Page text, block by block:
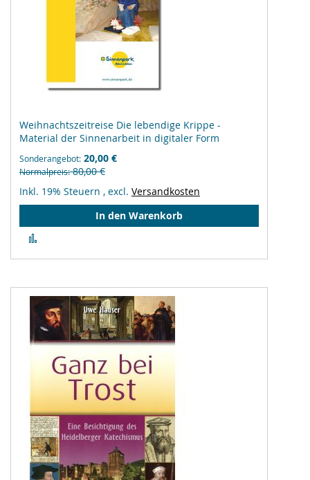
Weihnachtszeitreise Die lebendige Krippe -
Material der Sinnenarbeit in digitaler Form
Sonderangebot 20,00 €
Normalpreis 80,00 €
Inkl. 19% Steuern , excl. Versandkosten
In den Warenkorb
hinzufügen